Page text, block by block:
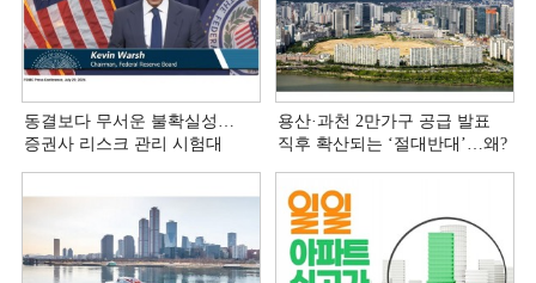
동결보다 무서운 불확실성…
증권사 리스크 관리 시험대
용산·과천 2만가구 공급 발표
직후 확산되는 ‘절대반대’…왜?